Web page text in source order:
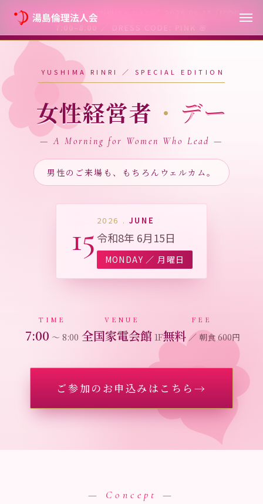
WOMEN ENTREPRENEURS DAY
2026.06.15 (MON)
7:00–8:00
／ DRESS CODE: PINK 🌸
YUSHIMA RINRI ／ SPECIAL EDITION
女性経営者 ・ デー
— A Morning for Women Who Lead —
男性のご来場も、もちろんウェルカム。
15 2026 . JUNE
令和8年 6月15日
MONDAY ／ 月曜日
TIME
7:00 〜 8:00
VENUE
全国家電会館 1F
FEE
無料 ／ 朝食 600円
ご参加のお申込みはこちら→
— Concept —